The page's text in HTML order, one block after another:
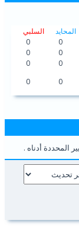
المحايد
السلبي
0
0
0
0
0
0
0
0
أدناه .